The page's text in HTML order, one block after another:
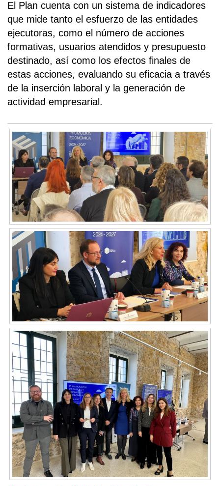
El Plan cuenta con un sistema de indicadores
que mide tanto el esfuerzo de las entidades
ejecutoras, como el número de acciones
formativas, usuarios atendidos y presupuesto
destinado, así como los efectos finales de
estas acciones, evaluando su eficacia a través
de la inserción laboral y la generación de
actividad empresarial.